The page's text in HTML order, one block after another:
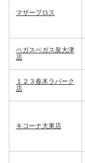
マザーブロス
ベガスベガス泉大津
店
１２３春木ラパーク
店
キコーナ大東店